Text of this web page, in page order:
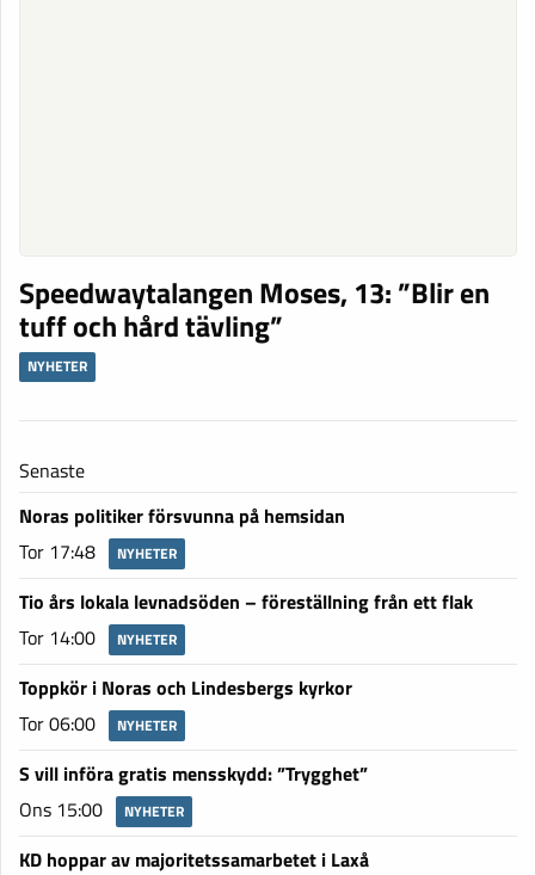
Speedwaytalangen Moses, 13: ”Blir en
tuff och hård tävling”
NYHETER
Senaste
Noras politiker försvunna på hemsidan
Tor 17:48
NYHETER
Tio års lokala levnadsöden – föreställning från ett flak
Tor 14:00
NYHETER
Toppkör i Noras och Lindesbergs kyrkor
Tor 06:00
NYHETER
S vill införa gratis mensskydd: ”Trygghet”
Ons 15:00
NYHETER
KD hoppar av majoritetssamarbetet i Laxå